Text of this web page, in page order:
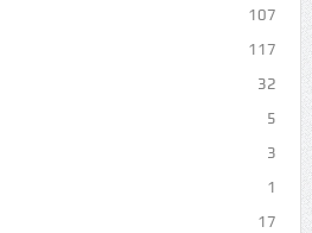
107
117
32
5
3
1
17